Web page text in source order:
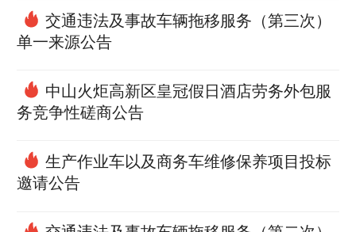
交通违法及事故车辆拖移服务（第三次）
单一来源公告
中山火炬高新区皇冠假日酒店劳务外包服
务竞争性磋商公告
生产作业车以及商务车维修保养项目投标
邀请公告